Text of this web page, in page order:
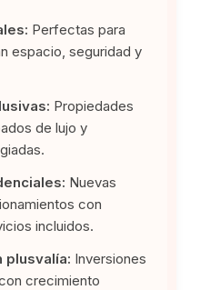
Perfectas para
espacio, seguridad y
Propiedades
de lujo y
Nuevas
con
incluidos.
plusvalía: Inversiones
crecimiento